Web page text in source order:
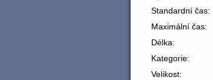
Standardní čas:
Maximální čas:
Délka:
Kategorie:
Velikost: